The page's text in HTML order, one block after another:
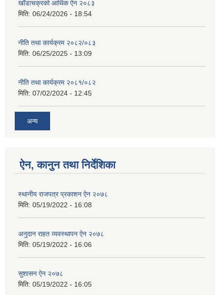
खाँडाचक्रको आर्थिक ऐन २०८३
मिति: 06/24/2026 - 18:54
नीति तथा कार्यक्रम २०८२/०८३
मिति: 06/25/2025 - 13:09
नीति तथा कार्यक्रम २०८१/०८२
मिति: 07/02/2024 - 12:45
अन्य
ऐन, कानुन तथा निर्देशिका
स्थानीय राजपत्र प्रकाशन ऐन २०७८
मिति: 05/19/2022 - 16:08
अनुदान राहत व्यवस्थापन ऐन २०७८
मिति: 05/19/2022 - 16:06
सुशासन ऐन २०७८
मिति: 05/19/2022 - 16:05